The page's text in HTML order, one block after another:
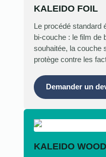
KALEIDO FOIL
Le procédé standard
bi-couche : le film de
souhaitée, la couche
protège contre les
Demander un
KALEIDO